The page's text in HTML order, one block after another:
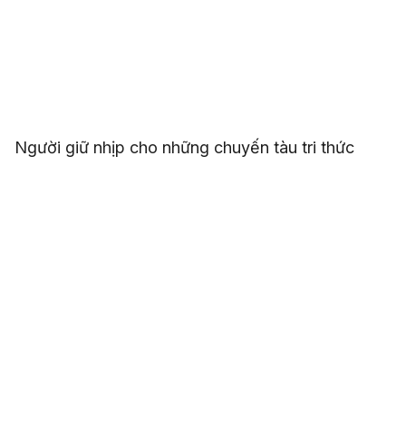
Người giữ nhịp cho những chuyến tàu tri thức